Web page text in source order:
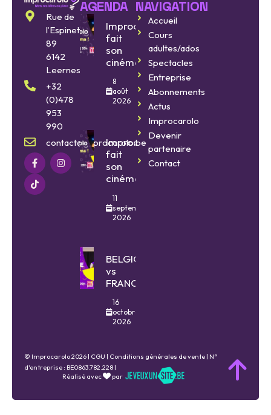
Rue de
l’Espinette
89
6142
Leernes
+32
(0)478
953
990
contact@improcarolo.be
AGENDA
Improcarolo
fait
son
cinéma
8
août
2026
Improcarolo
fait
son
cinéma
11
septembre
2026
BELGIQUE
vs
FRANCE
16
octobre
2026
NAVIGATION
Accueil
Cours
adultes/ados
Spectacles
Entreprise
Abonnements
Actus
Improcarolo
Devenir
partenaire
Contact
© Improcarolo 2026 | CGU | Conditions générales de vente | N°
d'entreprise : BE0863.782.228 |
Réalisé avec
par